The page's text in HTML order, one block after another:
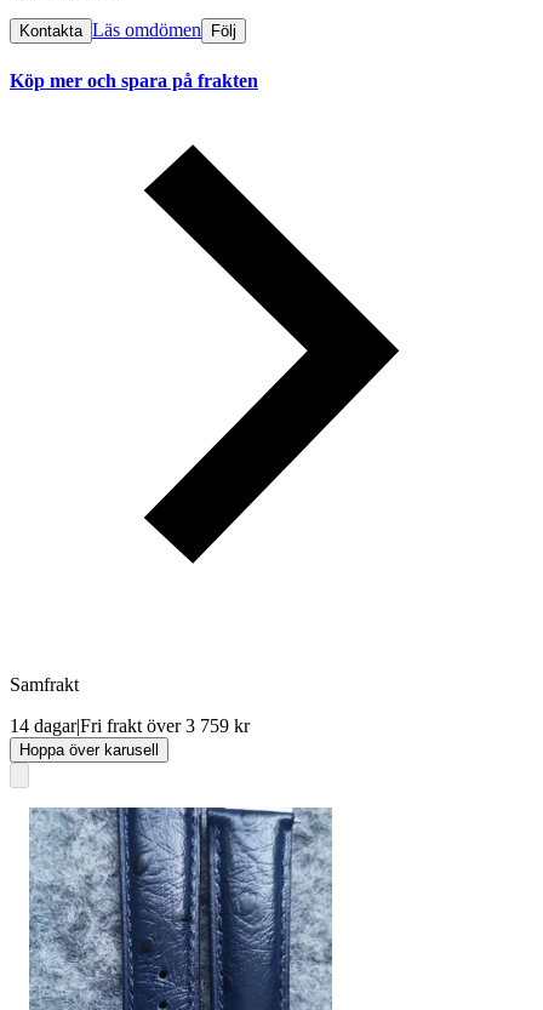
Kontakta Läs omdömen Följ
Köp mer och spara på frakten
Samfrakt
14 dagar|Fri frakt över 3 759 kr
Hoppa över karusell